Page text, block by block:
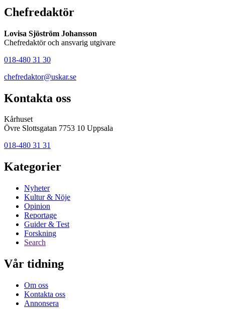
Chefredaktör
Lovisa Sjöström Johansson
Chefredaktör och ansvarig utgivare
018-480 31 30
chefredaktor@uskar.se
Kontakta oss
Kårhuset
Övre Slottsgatan 7753 10 Uppsala
018-480 31 31
Kategorier
Nyheter
Kultur & Nöje
Opinion
Reportage
Guider & Test
Forskning
Search
Vår tidning
Om oss
Kontakta oss
Annonsera